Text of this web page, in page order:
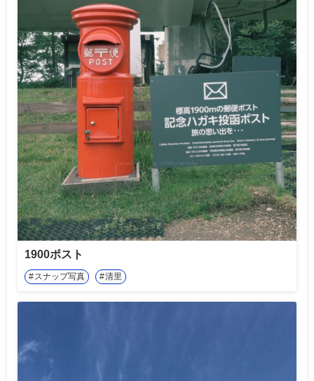
1900ポスト
スナップ写真 清里